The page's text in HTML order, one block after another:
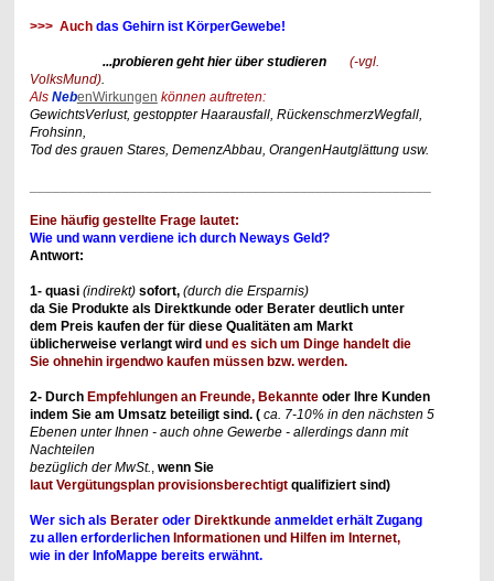
>>> Auch das Gehirn ist KörperGewebe!
...probieren geht hier über studieren
(-vgl.
VolksMund).
Als NebenWirkungen können auftreten:
GewichtsVerlust, gestoppter Haarausfall, RückenschmerzWegfall,
Frohsinn,
Tod des grauen Stares, DemenzAbbau, OrangenHautglättung usw.
Eine häufig gestellte Frage lautet:
Wie und wann verdiene ich durch Neways Geld?
Antwort:
1- quasi (indirekt) sofort, (durch die Ersparnis)
da Sie Produkte als Direktkunde oder Berater deutlich unter
dem Preis kaufen der für diese Qualitäten am Markt
üblicherweise verlangt wird und es sich um Dinge handelt die
Sie ohnehin irgendwo kaufen müssen bzw. werden.
2- Durch Empfehlungen an Freunde, Bekannteoder Ihre Kunden
indem Sie am Umsatz beteiligt sind. ( ca. 7-10% in den nächsten 5
Ebenen unter Ihnen - auch ohne Gewerbe - allerdings dann mit
Nachteilen
bezüglich der MwSt. wenn Sie
laut Vergütungsplan provisionsberechtigtqualifiziert sind)
Wer sich als Berateroder Direktkundeanmeldet erhält Zugang
zu allen erforderlichen Informationen und Hilfen im Internet,
wie in der InfoMappe bereits erwähnt.